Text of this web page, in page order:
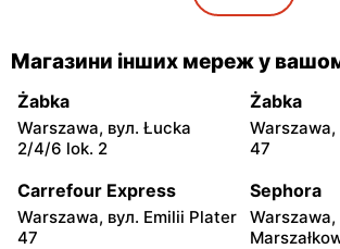
moje sklepy
Gorzyce, вул. Szkolna 44
moje
Grębów,
moje sklepy
Jadachy, вул. Jadachy 111
moje
Jeżowe,
moje sklepy
Kazimierza Wielka, вул.
Kolejowa 15
moje sklepy
Kamień,
Магазини інших мереж у
Żabka
Warszawa, вул. Łucka
2/4/6 lok. 2
Żabka
47
Carrefour Express
Warszawa, вул. Emilii Plater
47
Sephora
Warszawa,